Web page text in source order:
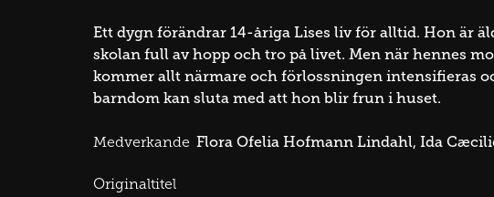
Ett dygn förändrar 14-åriga Lises liv för alltid. Hon är
skolan full av hopp och tro på livet. Men när hennes
kommer allt närmare och förlossningen intensifieras
barndom kan sluta med att hon blir frun i huset.
Medverkande Flora Ofelia Hofmann Lindahl Ida
Originaltitel